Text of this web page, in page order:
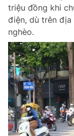
Đặt báo Quảng
Tổng biên tập:
Phó tổng biên tập
Phó tổng biên tập:
Phó tổng biên tập:
Tổng thư ký tòa
Giấy phép xuất bản
© 2003-2026 Bản
dưới mọi hình thức
Phát triển bởi ePi
triệu đồng khi
điện, dù trên địa
nghèo.